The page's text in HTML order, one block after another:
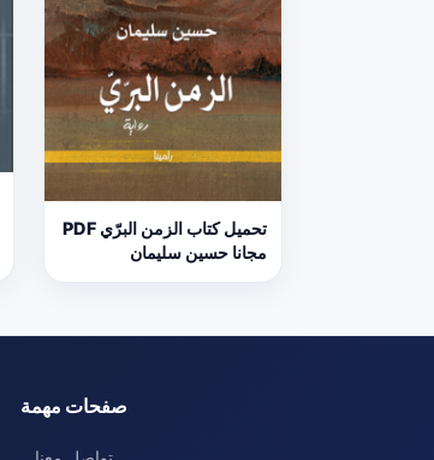
تحميل كتاب الزمن البرّي PDF
مجانا حسين سليمان
صفحات مهمة